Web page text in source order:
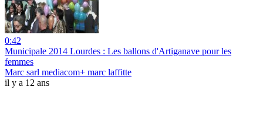
0:42
Municipale 2014 Lourdes : Les ballons d'Artiganave pour les
femmes
Marc sarl mediacom+ marc laffitte
il y a 12 ans